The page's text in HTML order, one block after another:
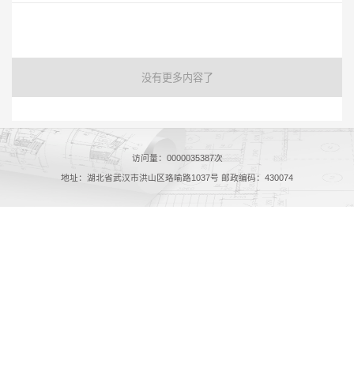
没有更多内容了
访问量： 0000035387次
地址：湖北省武汉市洪山区珞喻路1037号 邮政编码：430074